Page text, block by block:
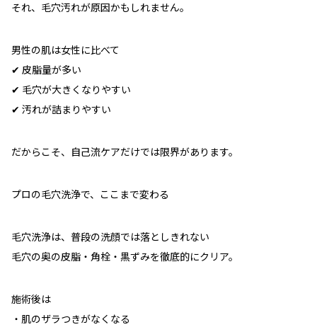
それ、 毛穴汚れが原因かもしれません。
男性の肌は女性に比べて
✔ 皮脂量が多い
✔ 毛穴が大きくなりやすい
✔ 汚れが詰まりやすい
だからこそ、 自己流ケアだけでは限界があります。
プロの毛穴洗浄で、ここまで変わる
毛穴洗浄は、普段の洗顔では落としきれない
毛穴の奥の皮脂・角栓・黒ずみを徹底的にクリア。
施術後は
・肌のザラつきがなくなる